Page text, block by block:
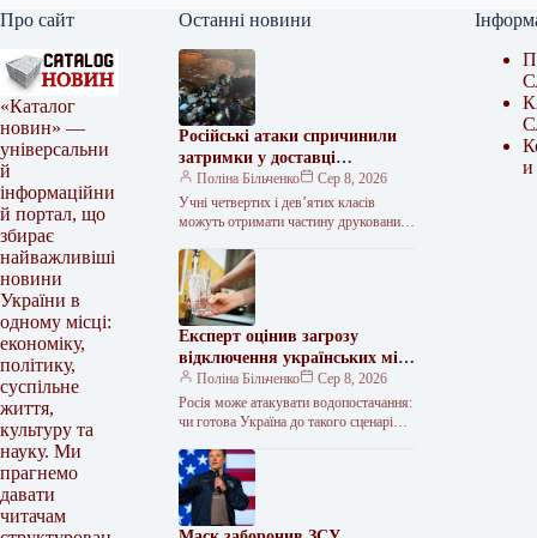
Про сайт
«Каталог
новин» —
універсальни
й
інформаційни
й портал, що
збирає
найважливіші
новини
України в
одному місці:
економіку,
політику,
суспільне
життя,
культуру та
науку. Ми
прагнемо
давати
читачам
Останні новини
Російські атаки спричинили
затримки у доставці
підручників для учнів
Поліна Більченко
Сер 8, 2026
Учні четвертих і дев’ятих класів
можуть отримати частину друкованих
на два місяці через російські удари
по…
Експерт оцінив загрозу
відключення українських міст
від водопостачання
Поліна Більченко
Сер 8, 2026
Росія може атакувати водопостачання:
чи готова Україна до такого сценарію?
енергетики Дениса Шмигаля про те,
що…
и